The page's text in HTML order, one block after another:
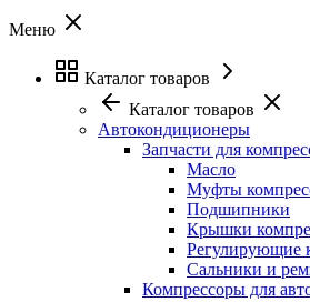
Меню
Каталог товаров
Каталог товаров
Автокондиционеры
Запчасти для
Масло
Муфты
Подшипники
Крышки
Регулирующие
Сальники и
Компрессоры для